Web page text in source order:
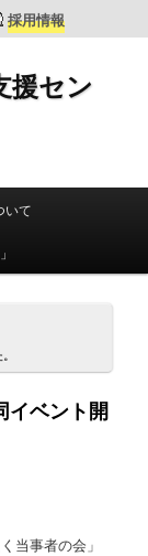
採用情報
援セン
いて
イベント開
当事者の会」